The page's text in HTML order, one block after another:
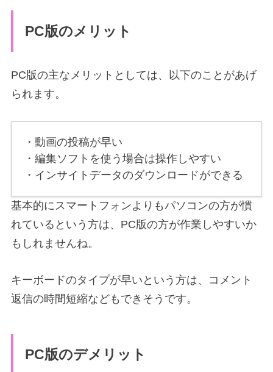
PC版のメリット
PC版の主なメリットとしては、以下のことがあげ
られます。
・動画の投稿が早い
・編集ソフトを使う場合は操作しやすい
・インサイトデータのダウンロードができる
基本的にスマートフォンよりもパソコンの方が慣
れているという方は、PC版の方が作業しやすいか
もしれませんね。
キーボードのタイプが早いという方は、コメント
返信の時間短縮などもできそうです。
PC版のデメリット